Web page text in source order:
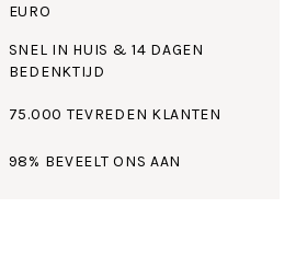
EURO
SNEL IN HUIS & 14 DAGEN
BEDENKTIJD
75.000 TEVREDEN KLANTEN
98% BEVEELT ONS AAN